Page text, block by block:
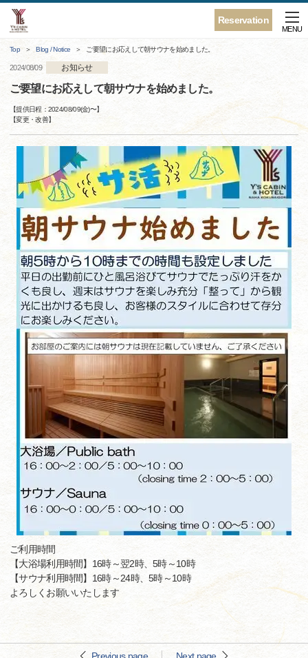
Reservation
MENU
Top Blog / Notice ご要望にお応えして朝サウナを始めました。
2024/08/09 お知らせ
ご要望にお応えして朝サウナを始めました。
【提供日程：2024/08/09(金)〜】
【変更・改善】
ご利用時間
【大浴場利用時間】16時～翌2時、5時～10時
【サウナ利用時間】16時～24時、5時～10時
よろしくお願いいたします